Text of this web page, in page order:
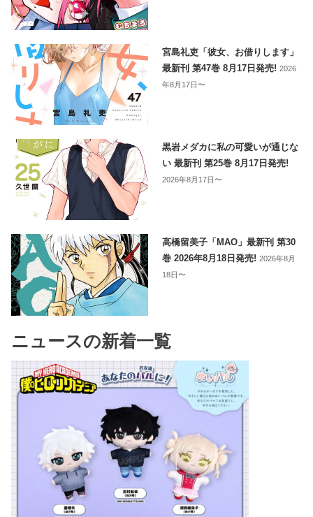
宮島礼吏「彼女、お借りします」
最新刊 第47巻 8月17日発売!2026
年8月17日〜
黒岩メダカに私の可愛いが通じな
い 最新刊 第25巻 8月17日発売!
2026年8月17日〜
高橋留美子「MAO」最新刊 第30
巻 2026年8月18日発売!2026年8月
18日〜
ニュースの新着一覧